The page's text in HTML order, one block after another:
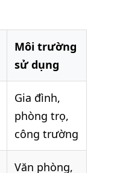
Môi trường
sử dụng
Gia đình,
phòng trọ,
công trường
Văn phòng,